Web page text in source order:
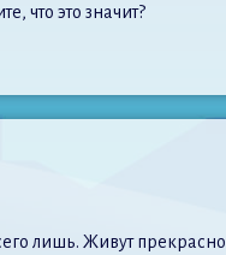
что это значит?
лишь. Живут